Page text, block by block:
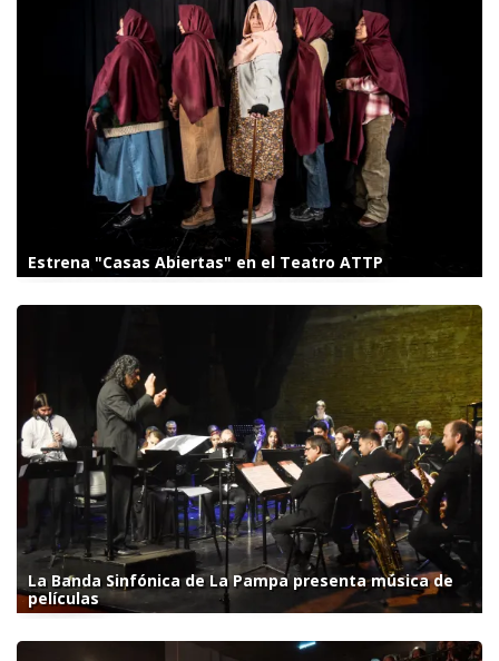
Estrena "Casas Abiertas" en el Teatro ATTP
La Banda Sinfónica de La Pampa presenta música de
películas